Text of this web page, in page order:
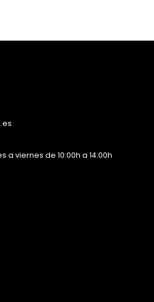
a viernes de 10:00h a 14:00h